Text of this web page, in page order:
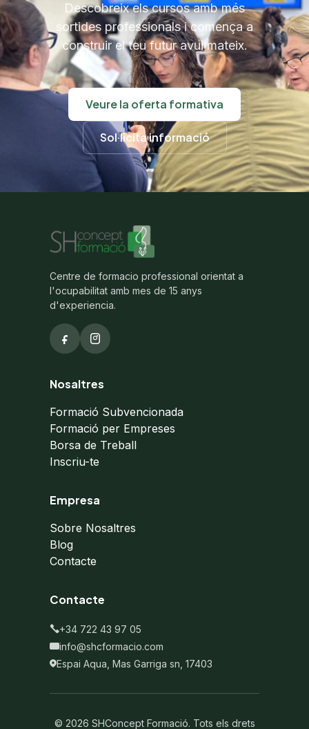
Descobreix els cursos amb més
sortides professionals i comença a
construir el teu futur avui mateix.
Veure la oferta formativa
Sol·licita informació
Centre de formacio professional orientat a
l'ocupabilitat amb mes de 15 anys
d'experiencia.
Nosaltres
Formació Subvencionada
Formació per Empreses
Borsa de Treball
Inscriu-te
Empresa
Sobre Nosaltres
Blog
Contacte
Contacte
+34 722 43 97 05
info@shcformacio.com
Espai Aqua, Mas Garriga sn, 17403
© 2026 SHConcept Formació. Tots els drets